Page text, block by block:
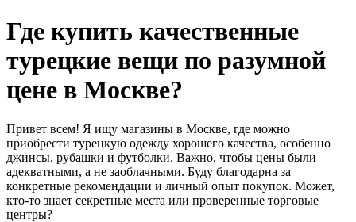
Где купить качественные
турецкие вещи по разумной
цене в Москве?
Привет всем! Я ищу магазины в Москве, где можно
приобрести турецкую одежду хорошего качества, особенно
джинсы, рубашки и футболки. Важно, чтобы цены были
адекватными, а не заоблачными. Буду благодарна за
конкретные рекомендации и личный опыт покупок. Может,
кто-то знает секретные места или проверенные торговые
центры?